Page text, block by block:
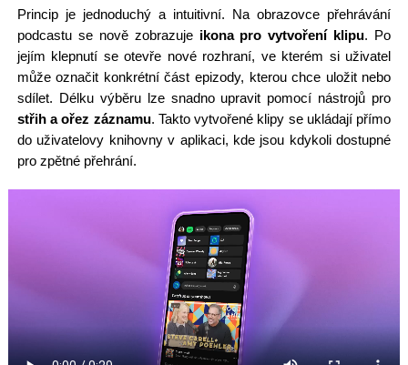
Princip je jednoduchý a intuitivní. Na obrazovce přehrávání
podcastu se nově zobrazuje ikona pro vytvoření klipu. Po
jejím klepnutí se otevře nové rozhraní, ve kterém si uživatel
může označit konkrétní část epizody, kterou chce uložit nebo
sdílet. Délku výběru lze snadno upravit pomocí nástrojů pro
střih a ořez záznamu. Takto vytvořené klipy se ukládají přímo
do uživatelovy knihovny v aplikaci, kde jsou kdykoli dostupné
pro zpětné přehrání.